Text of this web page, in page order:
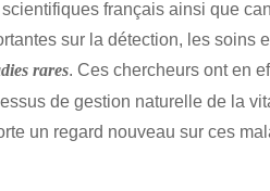
français ainsi que
sur la détection, les soins
rares. Ces chercheurs ont en
de gestion naturelle de la
un regard nouveau sur ces